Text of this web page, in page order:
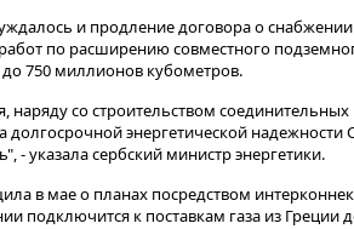
и продление договора о снабжении
по расширению совместного
750 миллионов кубометров.
со строительством соединительных
долгосрочной энергетической
- указала сербский министр энергетики.
в мае о планах посредством
подключится к поставкам газа из Греции